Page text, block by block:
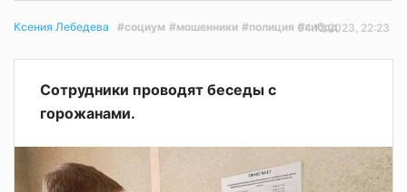
Ксения Лебедева #социум #мошенники #полиция #гибдд
04.12.2023, 22:23
Сотрудники проводят беседы с
горожанами.